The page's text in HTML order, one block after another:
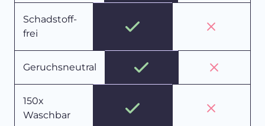
Schadstoff-
frei
Geruchsneutral
150x
Waschbar